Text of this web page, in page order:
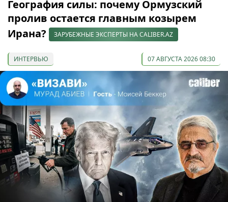
География силы: почему Ормузский
пролив остается главным козырем
Ирана?
ЗАРУБЕЖНЫЕ ЭКСПЕРТЫ НА CALIBER.AZ
ИНТЕРВЬЮ 07 АВГУСТА 2026 08:30